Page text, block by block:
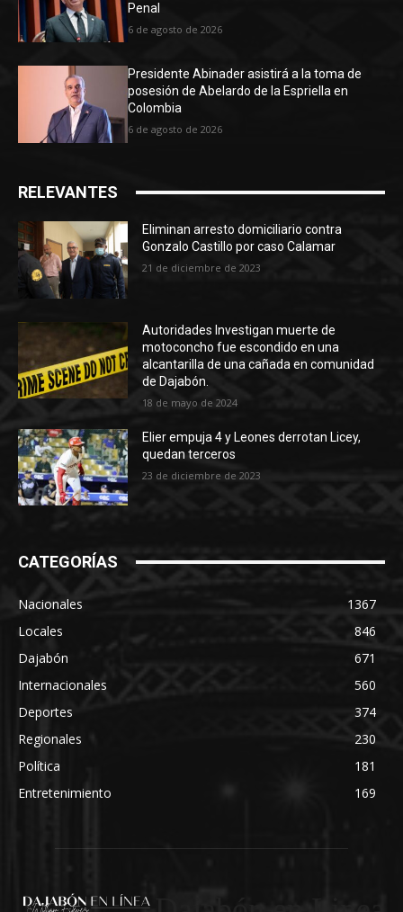
Penal
6 de agosto de 2026
Presidente Abinader asistirá a la toma de
posesión de Abelardo de la Espriella en
Colombia
6 de agosto de 2026
RELEVANTES
Eliminan arresto domiciliario contra
Gonzalo Castillo por caso Calamar
21 de diciembre de 2023
Autoridades Investigan muerte de
motoconcho fue escondido en una
alcantarilla de una cañada en comunidad
de Dajabón.
18 de mayo de 2024
Elier empuja 4 y Leones derrotan Licey,
quedan terceros
23 de diciembre de 2023
CATEGORÍAS
Nacionales
1367
Locales
846
Dajabón
671
Internacionales
560
Deportes
374
Regionales
230
Política
181
Entretenimiento
169